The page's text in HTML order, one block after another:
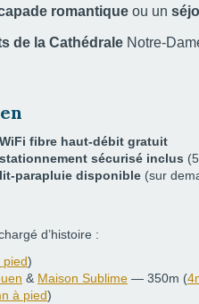
romantique ou un
de la CathédraleNotre-
WiFi fibre haut-débit gratuit
stationnement sécurisé inclus
lit-parapluie disponible (sur
d’histoire :
pied)
& Maison Sublime — 350m (
à pied)